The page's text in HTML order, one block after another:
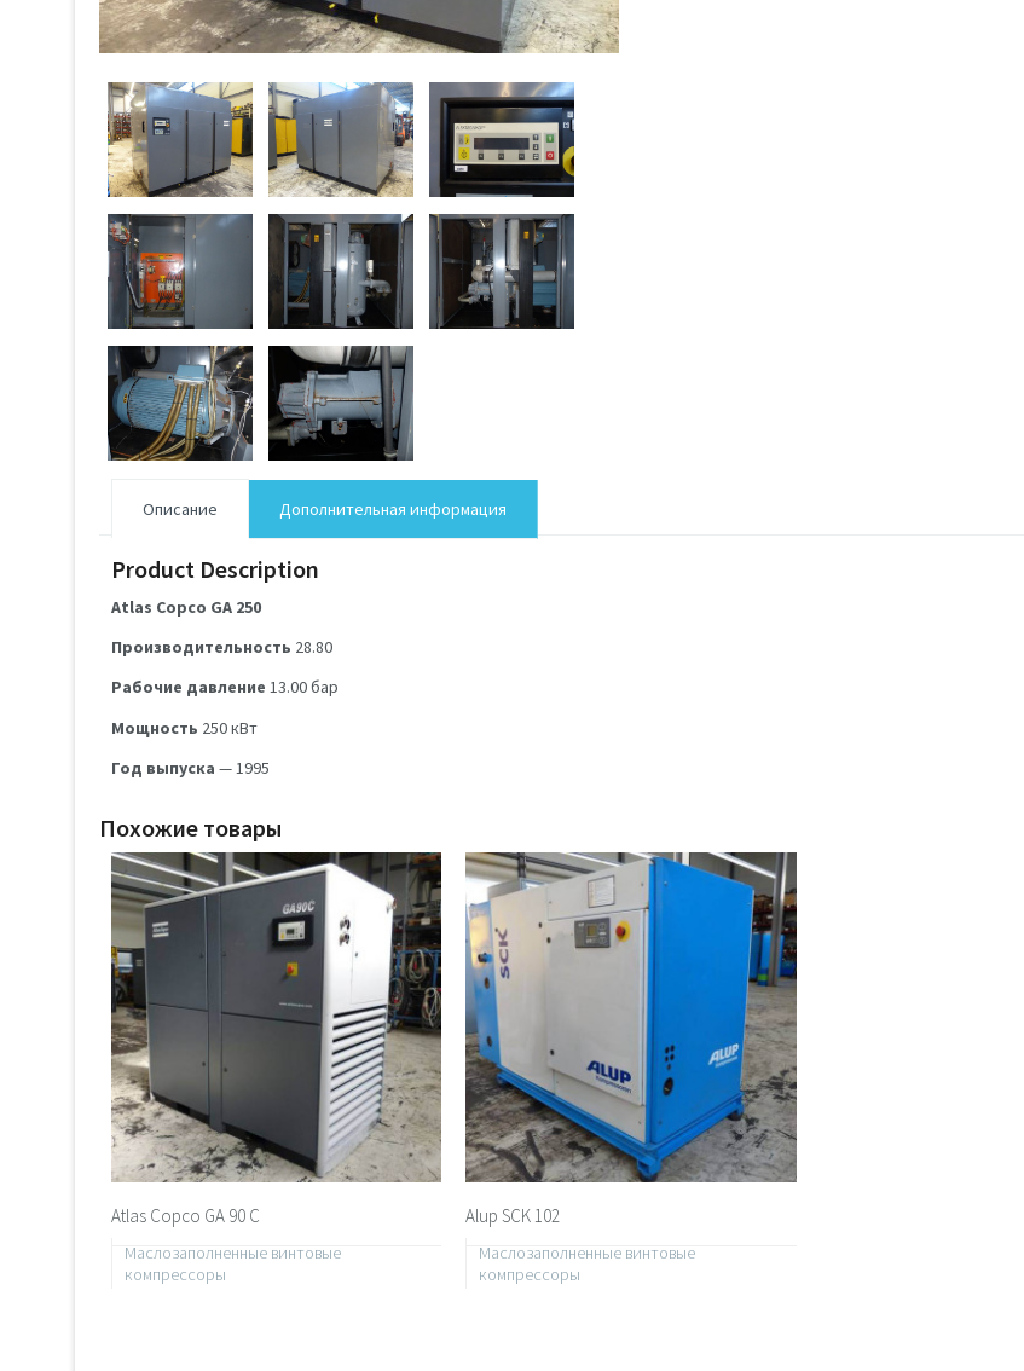
Описание Дополнительная информация
Product Description
Atlas Copco GA 250
Производительность 28.80
Рабочие давление 13.00бар
Мощность 250кВт
Год выпуска — 1995
Похожие товары
Atlas Copco GA 90 C
Маслозаполненные винтовые
компрессоры
Alup SCK 102
Маслозаполненные винтовые
компрессоры